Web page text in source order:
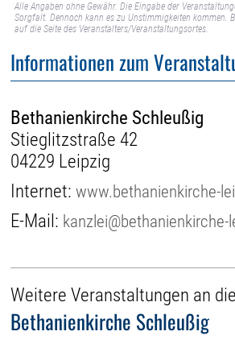
Alle Angaben ohne Gewähr. Die Eingabe der
Sorgfalt. Dennoch kann es zu Unstimmigkeiten kommen.
auf die Seite des Veranstalters/Veranstaltungsortes.
Informationen zum
Bethanienkirche Schleußig
Stieglitzstraße 42
04229 Leipzig
Internet:www.bethanienkirche-
E-Mail: kanzlei@bethanienkirche-
Weitere Veranstaltungen an
Bethanienkirche Schleußig